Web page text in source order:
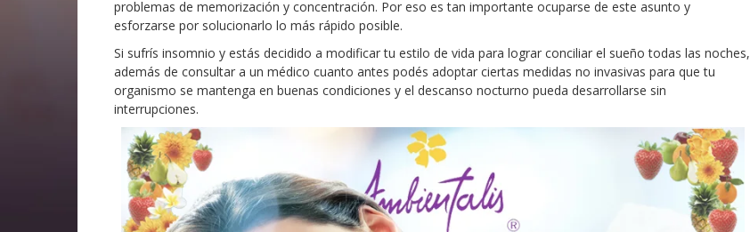
problemas de memorización y concentración. Por eso es tan importante ocuparse de este asunto y
esforzarse por solucionarlo lo más rápido posible.
Si sufrís insomnio y estás decidido a modificar tu estilo de vida para lograr conciliar el sueño todas las noches,
además de consultar a un médico cuanto antes podés adoptar ciertas medidas no invasivas para que tu
organismo se mantenga en buenas condiciones y el descanso nocturno pueda desarrollarse sin
interrupciones.